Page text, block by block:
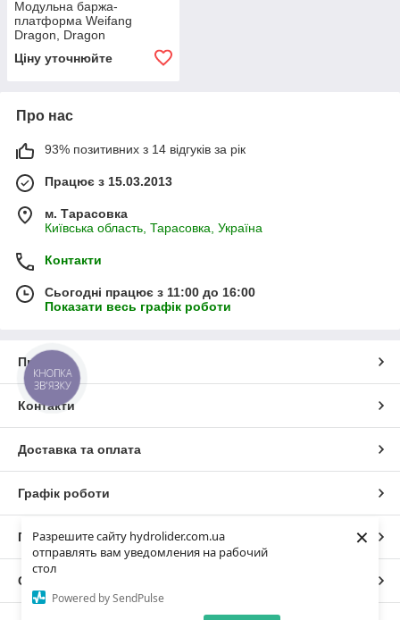
Разрешите сайту hydrolider.com.ua
отправлять вам уведомления на рабочий
стол
Powered by SendPulse
×
Модульна баржа-
платформа Weifang
Dragon, Dragon
Ціну уточнюйте
Про нас
93% позитивних з 14 відгуків за рік
Працює з 15.03.2013
м. Тарасовка
Київська область, Тарасовка, Україна
Контакти
Сьогодні працює з 11:00 до 16:00
Показати весь графік роботи
Про нас
Контакти
Доставка та оплата
Графік роботи
Повна версія сайту
Сайт створено на маркетплейсі
КНОПКА
ЗВ'ЯЗКУ